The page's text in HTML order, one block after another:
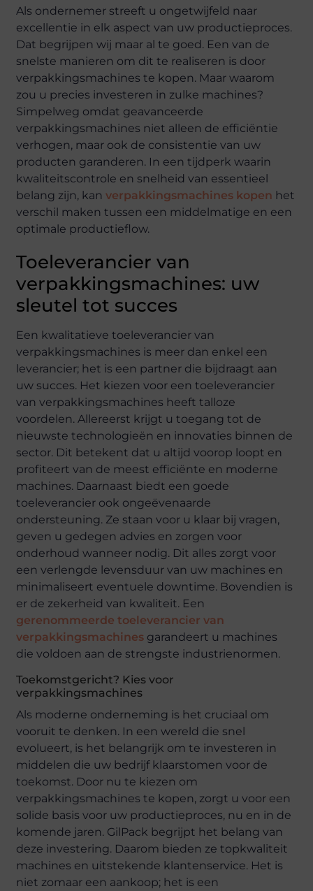
Als ondernemer streeft u ongetwijfeld naar
excellentie in elk aspect van uw productieproces.
Dat begrijpen wij maar al te goed. Een van de
snelste manieren om dit te realiseren is door
verpakkingsmachines te kopen. Maar waarom
zou u precies investeren in zulke machines?
Simpelweg omdat geavanceerde
verpakkingsmachines niet alleen de efficiëntie
verhogen, maar ook de consistentie van uw
producten garanderen. In een tijdperk waarin
kwaliteitscontrole en snelheid van essentieel
belang zijn, kanverpakkingsmachines kopen het
verschil maken tussen een middelmatige en een
optimale productieflow.
Toeleverancier van
verpakkingsmachines: uw
sleutel tot succes
Een kwalitatieve toeleverancier van
verpakkingsmachines is meer dan enkel een
leverancier; het is een partner die bijdraagt aan
uw succes. Het kiezen voor een toeleverancier
van verpakkingsmachines heeft talloze
voordelen. Allereerst krijgt u toegang tot de
nieuwste technologieën en innovaties binnen de
sector. Dit betekent dat u altijd voorop loopt en
profiteert van de meest efficiënte en moderne
machines. Daarnaast biedt een goede
toeleverancier ook ongeëvenaarde
ondersteuning. Ze staan voor u klaar bij vragen,
geven u gedegen advies en zorgen voor
onderhoud wanneer nodig. Dit alles zorgt voor
een verlengde levensduur van uw machines en
minimaliseert eventuele downtime. Bovendien is
er de zekerheid van kwaliteit. Een
gerenommeerde toeleverancier van
verpakkingsmachines garandeert u machines
die voldoen aan de strengste industrienormen.
Toekomstgericht? Kies voor
verpakkingsmachines
Als moderne onderneming is het cruciaal om
vooruit te denken. In een wereld die snel
evolueert, is het belangrijk om te investeren in
middelen die uw bedrijf klaarstomen voor de
toekomst. Door nu te kiezen om
verpakkingsmachines te kopen, zorgt u voor een
solide basis voor uw productieproces, nu en in de
komende jaren. GilPack begrijpt het belang van
deze investering. Daarom bieden ze topkwaliteit
machines en uitstekende klantenservice. Het is
niet zomaar een aankoop; het is een